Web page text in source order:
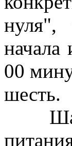
нуля",
начала
00
шесть.
Шаг